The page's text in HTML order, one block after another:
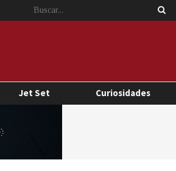
Jet Set Curiosidades